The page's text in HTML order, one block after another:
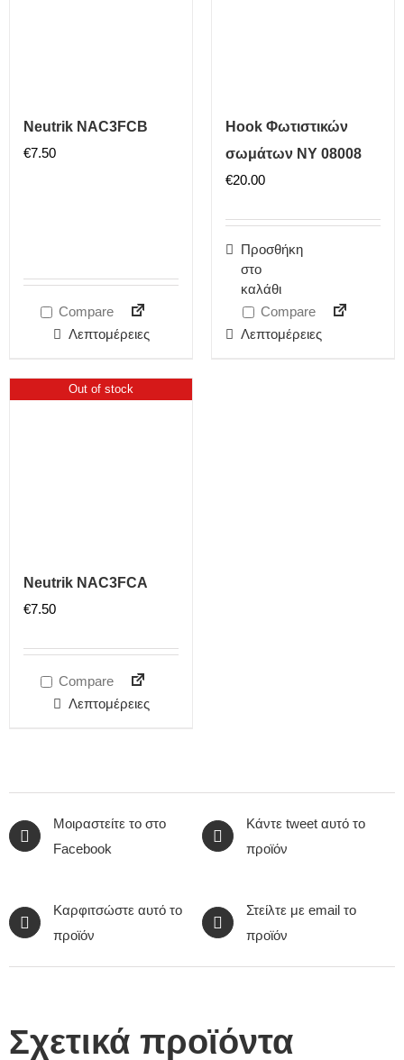
Neutrik NAC3FCB
€7.50
Compare
Λεπτομέρειες
Hook Φωτιστικών
σωμάτων NY 08008
€20.00
Προσθήκη
στο
καλάθι
Compare
Λεπτομέρειες
Out of stock
Neutrik NAC3FCA
€7.50
Compare
Λεπτομέρειες
Μοιραστείτε το στο
Facebook
Κάντε tweet αυτό το
προϊόν
Καρφιτσώστε αυτό το
προϊόν
Στείλτε με email το
προϊόν
Σχετικά προϊόντα